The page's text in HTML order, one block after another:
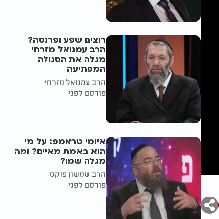
רוצים שפע ופרנסה?
הרב עמנואל מזרחי
מגלה את הסגולה
המפתיעה
הרב עמנואל מזרחי
פורסם לפני
איומי טראמפ: על מי
הוא באמת מאיים? ומה
מגלה שמו?
הרב שמשון פוקס
פורסם לפני